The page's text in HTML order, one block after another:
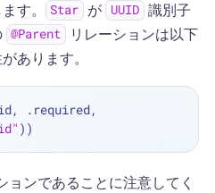
す。
Star が UUID 識別子
@Parent
リレーションは以下
あります。
.required,
ョンであることに注意してく